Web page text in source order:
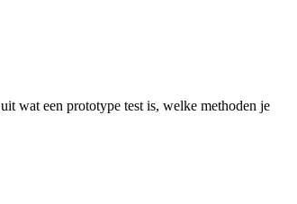
wat een prototype test is, welke methoden je